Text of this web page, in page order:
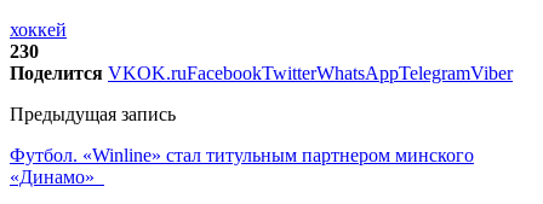
хоккей
230
Поделится VKOK.ruFacebookTwitterWhatsAppTelegramViber
Предыдущая запись
Футбол. «Winline» стал титульным партнером минского
«Динамо»